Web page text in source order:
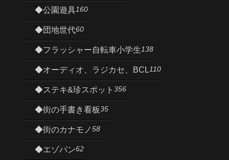
◆公園遊具160
◆団地世代60
◆フラッシャー自転車小学生138
◆オーディオ、ラジカセ、BCL110
◆ステキ&珍スポット 356
◆街の手書き看板35
◆街のカナモノ58
◆エゾパン62